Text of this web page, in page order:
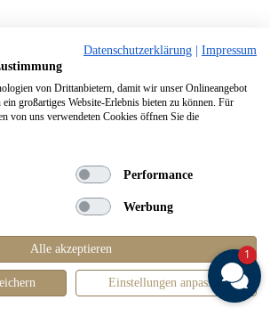
verfügbar auf:
Datenschutzerklärung
Impressum
von Drittanbietern, damit wir unser Onlineangebot
großartiges Website-Erlebnis bieten zu können. Für
von uns verwendeten Cookies öffnen Sie die
Performance
Werbung
Alle akzeptieren
Einstellungen anpassen
1